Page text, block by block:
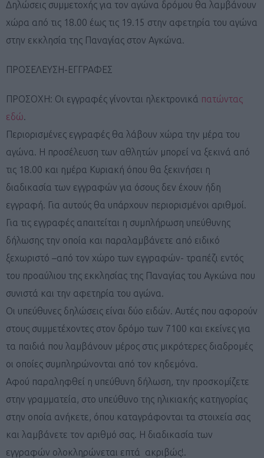
Δηλώσεις συμμετοχής για τον αγώνα δρόμου θα λαμβάνουν
χώρα από τις 18.00 έως τις 19.15 στην αφετηρία του αγώνα
στην εκκλησία της Παναγίας στον Αγκώνα.
ΠΡΟΣΕΛΕΥΣΗ-ΕΓΓΡΑΦΕΣ
ΠΡΟΣΟΧΗ: Οι εγγραφές γίνονται ηλεκτρονικά πατώντας
εδώ.
Περιορισμένες εγγραφές θα λάβουν χώρα την μέρα του
αγώνα. Η προσέλευση των αθλητών μπορεί να ξεκινά από
τις 18.00 και ημέρα Κυριακή όπου θα ξεκινήσει η
διαδικασία των εγγραφών για όσους δεν έχουν ήδη
εγγραφή. Για αυτούς θα υπάρχουν περιορισμένοι αριθμοί.
Για τις εγγραφές απαιτείται η συμπλήρωση υπεύθυνης
δήλωσης την οποία και παραλαμβάνετε από ειδικό
ξεχωριστό –από τον χώρο των εγγραφών- τραπέζι εντός
του προαύλιου της εκκλησίας της Παναγίας του Αγκώνα που
συνιστά και την αφετηρία του αγώνα.
Οι υπεύθυνες δηλώσεις είναι δύο ειδών. Αυτές που αφορούν
στους συμμετέχοντες στον δρόμο των 7100 και εκείνες για
τα παιδιά που λαμβάνουν μέρος στις μικρότερες διαδρομές
οι οποίες συμπληρώνονται από τον κηδεμόνα.
Αφού παραληφθεί η υπεύθυνη δήλωση, την προσκομίζετε
στην γραμματεία, στο υπεύθυνο της ηλικιακής κατηγορίας
στην οποία ανήκετε, όπου καταγράφονται τα στοιχεία σας
και λαμβάνετε τον αριθμό σας. Η διαδικασία των
εγγραφών ολοκληρώνεται επτά
ακριβώς!.